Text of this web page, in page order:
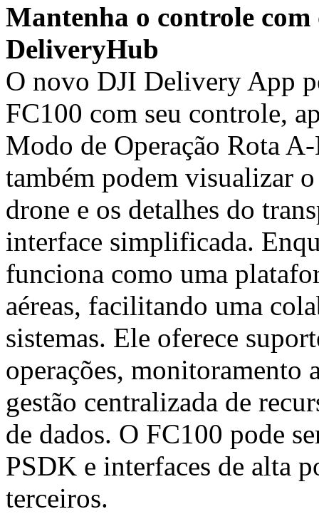
Mantenha o controle
DeliveryHub
O novo DJI Delivery App
FC100 com seu controle,
Modo de Operação Rota
também podem visualizar
drone e os detalhes do
interface simplificada.
funciona como uma
aéreas, facilitando uma
sistemas. Ele oferece
operações, monitoramento
gestão centralizada de
de dados. O FC100 pode
PSDK e interfaces de alta
terceiros.